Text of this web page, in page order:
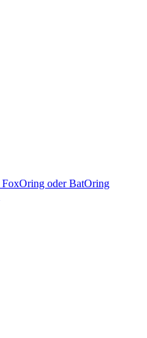
oder BatOring